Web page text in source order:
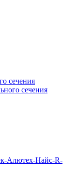
сечения
сечения
Алютех-Найс-R-